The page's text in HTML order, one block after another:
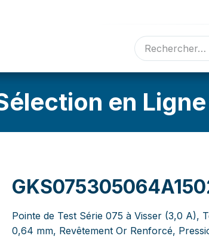
Sélection en ligne Contact
en Ligne
Pointe de Test Série 075 à Visser (3,0 A),
0,64 mm, Revêtement Or Renforcé,